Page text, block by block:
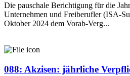
Die pauschale Berichtigung für die
Unternehmen und Freiberufler (ISA-
Oktober 2024 dem Vorab-Verg...
088: Akzisen: jährliche